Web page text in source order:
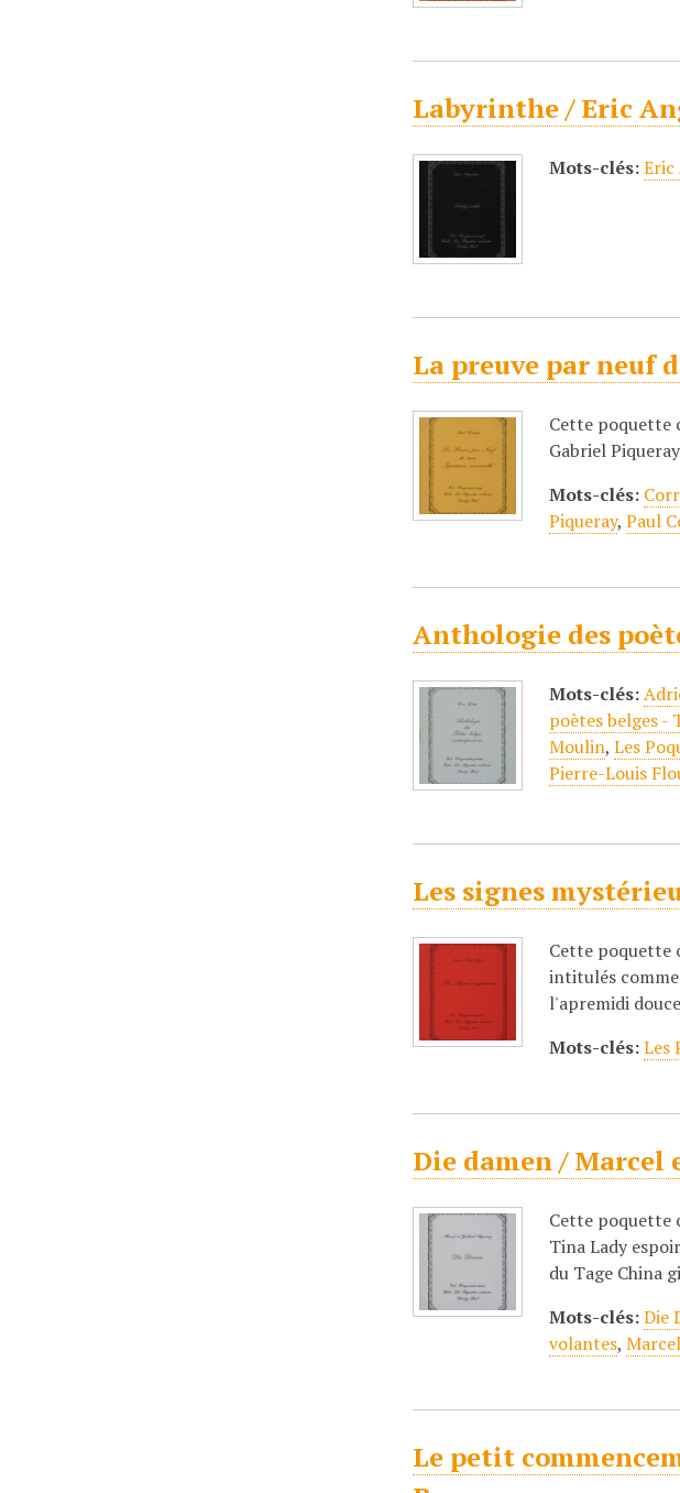
Labyrinthe / Eric
Mots-clés:
La preuve par neuf
Cette poquette
Gabriel
Mots-clés:
Piqueray,Paul
Anthologie des
Mots-clés:
poètes belges -
Moulin,Les
Pierre-Louis
Les signes
Cette poquette
intitulés
l'apremidi
Mots-clés:Les
Die damen / Marcel
Cette poquette
Tina Lady
du Tage China
Mots-clés:Die
volantes,
Le petit